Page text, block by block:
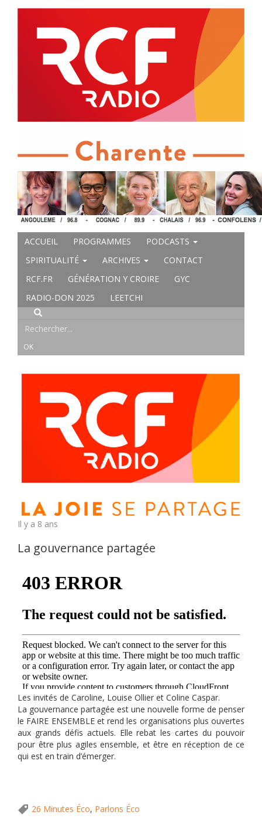
ACCUEIL PROGRAMMES
PODCASTS
SPIRITUALITÉ
ARCHIVES
CONTACT
RCF.FR
GÉNÉRATION Y CROIRE
GYC
RADIO-DON 2025
LEETCHI
Il y a 8 ans
La gouvernance partagée
Les invités de Caroline, Louise Ollier et Coline Caspar.
La gouvernance partagée est une nouvelle forme de penser
le FAIRE ENSEMBLE et rend les organisations plus ouvertes
aux grands défis actuels. Elle rebat les cartes du pouvoir
pour être plus agiles ensemble, et être en réception de ce
qui est en train d’émerger.
26 Minutes Éco, Parlons Éco